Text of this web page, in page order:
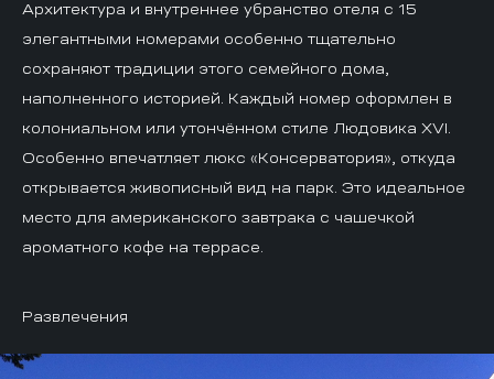
Архитектура и внутреннее убранство отеля с 15
элегантными номерами особенно тщательно
сохраняют традиции этого семейного дома,
наполненного историей. Каждый номер оформлен в
колониальном или утончённом стиле Людовика XVI.
Особенно впечатляет люкс «Консерватория», откуда
открывается живописный вид на парк. Это идеальное
место для американского завтрака с чашечкой
ароматного кофе на террасе.
Развлечения